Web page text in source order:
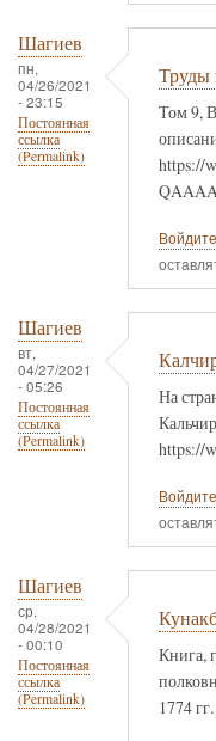
Шагиев
пн,
04/26/2021
- 23:15
Постоянная
ссылка
(Permalink)
Труды
Том 9,
https://
Войдите
Шагиев
вт,
04/27/2021
- 05:26
Постоянная
ссылка
(Permalink)
На
https://
Войдите
Шагиев
ср,
04/28/2021
- 00:10
Постоянная
ссылка
(Permalink)
Книга,
1774